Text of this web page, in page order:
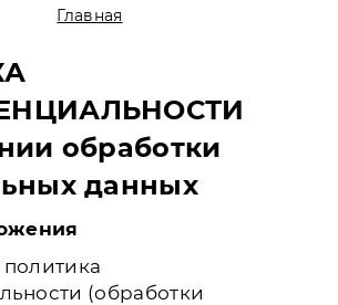
Главная
обработки
данных
политика
(обработки